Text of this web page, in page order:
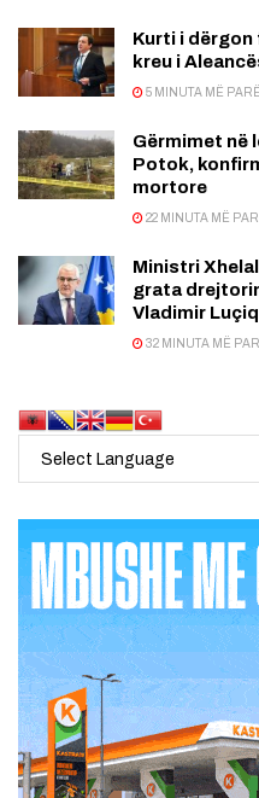
Kurti i
kreu i
5 MINUTA MË PARË
Gërmimet në
Potok,
mortore
22 MINUTA MË
Ministri
grata
Vladimir Luçiq
32 MINUTA MË